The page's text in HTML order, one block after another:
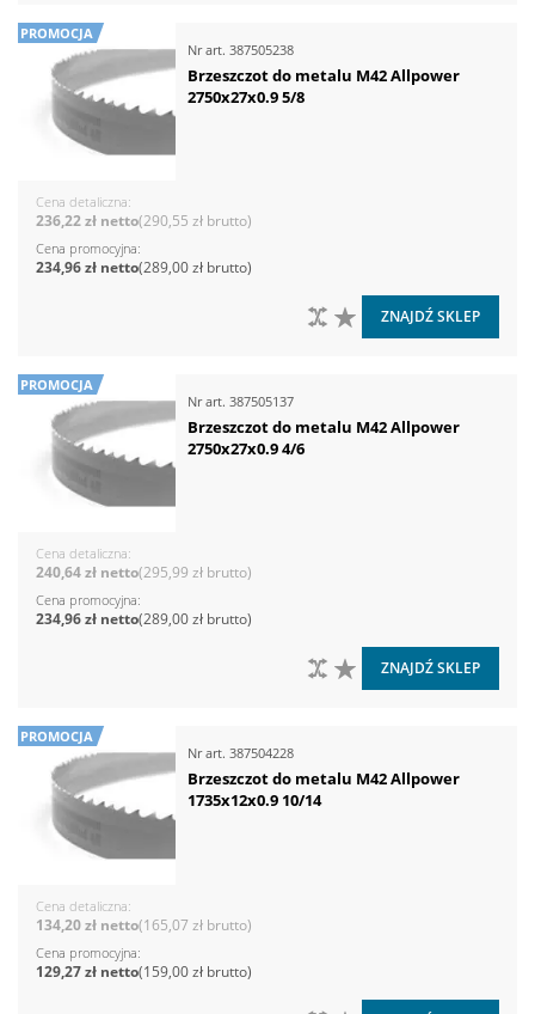
PROMOCJA
Nr art. 387505238
Brzeszczot do metalu M42 Allpower
2750x27x0.9 5/8
Cena detaliczna
290,55 zł
236,22 zł
Cena promocyjna
289,00 zł
234,96 zł
DO LISTY ŻYCZEŃ
DO PORÓWNANIA
ZNAJDŹ SKLEP
PROMOCJA
Nr art. 387505137
Brzeszczot do metalu M42 Allpower
2750x27x0.9 4/6
Cena detaliczna
295,99 zł
240,64 zł
Cena promocyjna
289,00 zł
234,96 zł
DO LISTY ŻYCZEŃ
DO PORÓWNANIA
ZNAJDŹ SKLEP
PROMOCJA
Nr art. 387504228
Brzeszczot do metalu M42 Allpower
1735x12x0.9 10/14
Cena detaliczna
165,07 zł
134,20 zł
Cena promocyjna
159,00 zł
129,27 zł